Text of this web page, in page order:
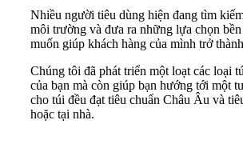
Nhiều người tiêu dùng hiện đang tìm
môi trường và đưa ra những lựa chọn
muốn giúp khách hàng của mình trở
Chúng tôi đã phát triển một loạt các loại
của bạn mà còn giúp bạn hướng tới một
cho túi đều đạt tiêu chuẩn Châu Âu và
hoặc tại nhà.